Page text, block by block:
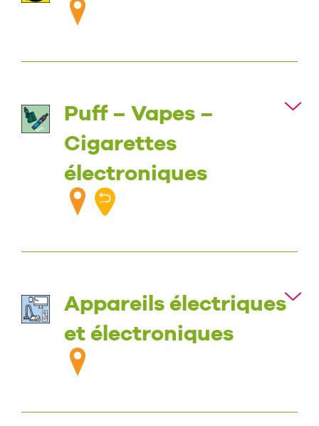
Puff – Vapes –
Cigarettes
électroniques
Appareils électriques
et électroniques